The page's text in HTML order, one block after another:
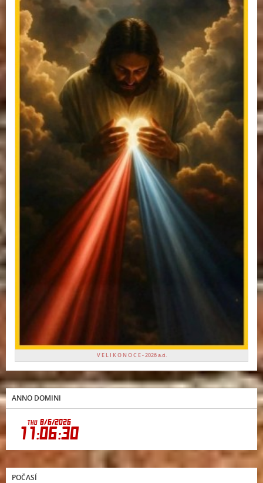
V E L I K O N O C E - 2026 a.d.
ANNO DOMINI
POČASÍ